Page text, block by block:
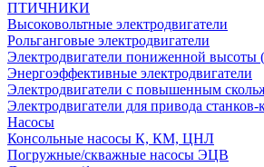
ПТИЧНИКИ
Высоковольтные электродвигатели
Рольганговые электродвигатели
Электродвигатели пониженной высоты
Энергоэффективные электродвигатели
Электродвигатели с повышенным
Электродвигатели для привода станков-
Насосы
Консольные насосы К, КМ, ЦНЛ
Погружные/скважные насосы ЭЦВ